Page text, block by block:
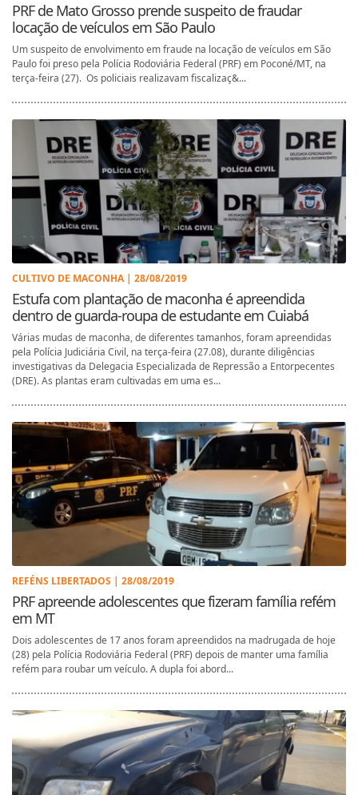
PRF de Mato Grosso prende suspeito de fraudar
locação de veículos em São Paulo
Um suspeito de envolvimento em fraude na locação de veículos em São
Paulo foi preso pela Polícia Rodoviária Federal (PRF) em Poconé/MT, na
terça-feira (27). Os policiais realizavam fiscalizaç&...
CULTIVO DE MACONHA | 28/08/2019
Estufa com plantação de maconha é apreendida
dentro de guarda-roupa de estudante em Cuiabá
Várias mudas de maconha, de diferentes tamanhos, foram apreendidas
pela Polícia Judiciária Civil, na terça-feira (27.08), durante diligências
investigativas da Delegacia Especializada de Repressão a Entorpecentes
(DRE). As plantas eram cultivadas em uma es...
REFÉNS LIBERTADOS | 28/08/2019
PRF apreende adolescentes que fizeram família refém
em MT
Dois adolescentes de 17 anos foram apreendidos na madrugada de hoje
(28) pela Polícia Rodoviária Federal (PRF) depois de manter uma família
refém para roubar um veículo. A dupla foi abord...